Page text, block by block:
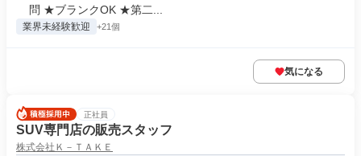
問 ★ブランクOK ★第二...
業界未経験歓迎 +21個
気になる
正社員
SUV専門店の販売スタッフ
株式会社Ｋ－ＴＡＫＥ